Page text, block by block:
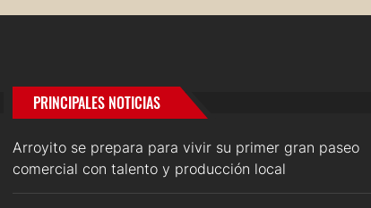
PRINCIPALES NOTICIAS
Arroyito se prepara para vivir su primer gran paseo
comercial con talento y producción local